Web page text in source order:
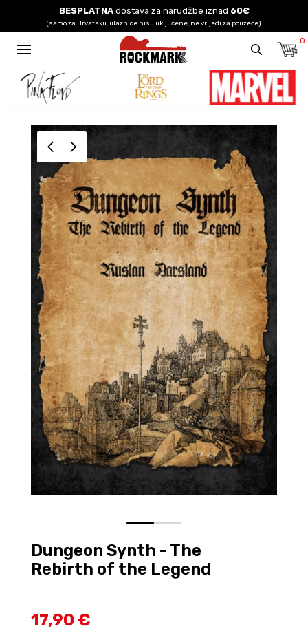
BESPLATNAdostava za narudžbe iznad 60€
(samo za Hrvatsku, ulaznice nisu uključene, ne vrijedi za pouzeće)
0
0 1 2
Dungeon Synth - The
Rebirth of the Legend
17,90 €